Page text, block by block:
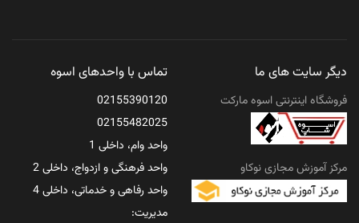
دیگر سایت های ما
فروشگاه اینترنتی اسوه مارکت
مرکز آموزش مجازی نوکاو
تماس با واحدهای اسوه
02155390120
02155482025
واحد وام، داخلی 1
واحد فرهنگی و ازدواج، داخلی 2
واحد رفاهی و خدماتی، داخلی 4
مدیریت: